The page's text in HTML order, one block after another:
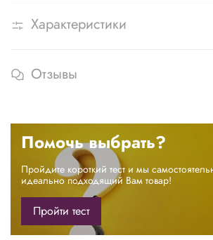
Характеристики
Отзывы
Помочь выбрать?
Пройдите короткий тест и мы
идеально подходящий Вам товар!
Пройти тест